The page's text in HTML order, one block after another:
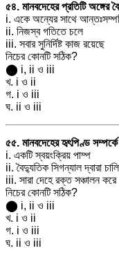
৫৪. মানবদেহের প্রতিটি অঙ্গের
i. একে অন্যের সাথে
ii. নিজস্ব গতিতে চলে
iii. সবার সুনির্দিষ্ট কাজ রয়েছে
নিচের কোনটি সঠিক?
⬤ i, ii ও iii
খ. i ও ii
গ. i ও iii
ঘ. ii ও iii
৫৫. মানবদেহের হৃৎপিণ্ড
i. একটি স্বয়ংক্রিয় পাম্প
ii. বৈদ্যুতিক সিগন্যাল দ্বারা
iii. সারা দেহে রক্ত সঞ্চালন করে
নিচের কোনটি সঠিক?
⬤ i, ii ও iii
খ. i ও ii
গ. i ও iii
ঘ. ii ও iii